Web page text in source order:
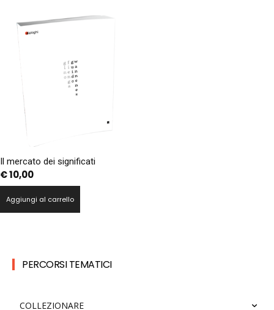
Il mercato dei significati
€10,00
Aggiungi al carrello
PERCORSI TEMATICI
COLLEZIONARE